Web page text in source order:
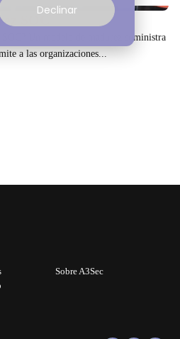
Declinar
SOC
SOC? Un modelo de madurez suministra
a las organizaciones...
Sobre A3Sec